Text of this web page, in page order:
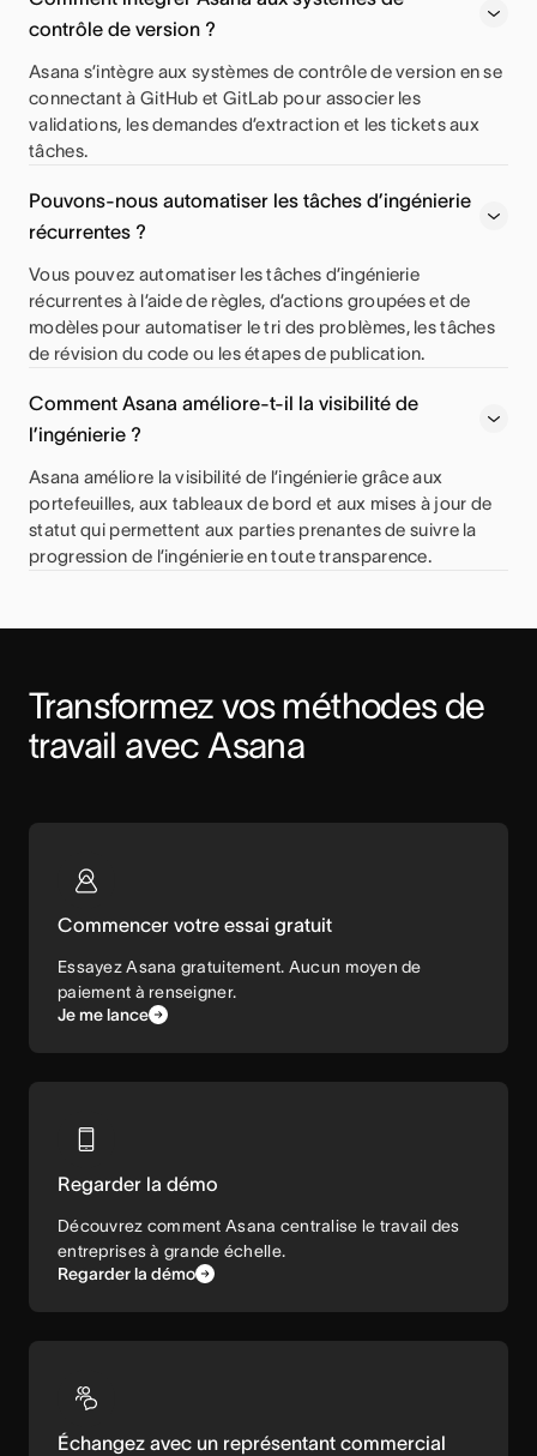
contrôle de version ?
Asana s’intègre aux systèmes de contrôle de version en se
connectant à GitHub et GitLab pour associer les
validations, les demandes d’extraction et les tickets aux
tâches.
Pouvons-nous automatiser les tâches d’ingénierie
récurrentes ?
Vous pouvez automatiser les tâches d’ingénierie
récurrentes à l’aide de règles, d’actions groupées et de
modèles pour automatiser le tri des problèmes, les tâches
de révision du code ou les étapes de publication.
Comment Asana améliore-t-il la visibilité de
l’ingénierie ?
Asana améliore la visibilité de l’ingénierie grâce aux
portefeuilles, aux tableaux de bord et aux mises à jour de
statut qui permettent aux parties prenantes de suivre la
progression de l’ingénierie en toute transparence.
Transformez vos méthodes de
travail avec Asana
Commencer votre essai gratuit
Essayez Asana gratuitement. Aucun moyen de
paiement à renseigner.
Je me lance
Regarder la démo
Découvrez comment Asana centralise le travail des
entreprises à grande échelle.
Regarder la démo
Échangez avec un représentant commercial